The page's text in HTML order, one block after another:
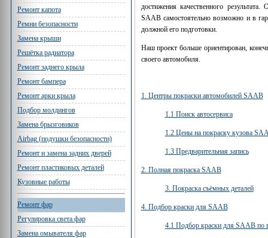
Ремонт капота
Ремни безопасности
Замена крыши
Решётка радиатора
Ремонт заднего крыла
Ремонт бампера
Ремонт арки крыла
Подбор молдингов
Замена брызговиков
Airbag (подушки безопасности)
Ремонт и замена задних дверей
Ремонт пластиковых деталей
Кузовные работы
Ремонт фар
Регулировка света фар
Замена омывателя фар
достижения качественного результата.
SAAB самостоятельно возможно и в
должной его подготовки.
Наш проект больше ориентирован,
своего автомобиля.
1. Центры покраски автомобилей SAAB
1.1 Поиск автосервиса
1.2 Цены на покраску кузова
1.3 Предварительная запись
2. Полная покраска SAAB
3. Покраска съёмных деталей
4. Подбор краски для SAAB
4.1 Подбор краски для SAAB по